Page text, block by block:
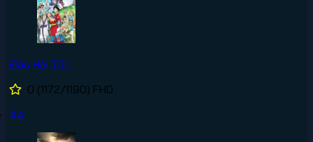
Đảo Hải Tặc
0 (1172/1190) FHD
#4